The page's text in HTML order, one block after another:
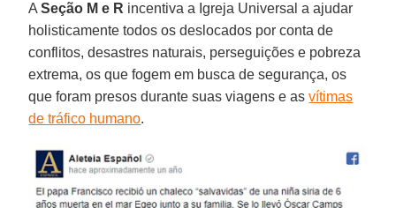
ASeção M e R incentiva a Igreja Universal a ajudar
holisticamente todos os deslocados por conta de
conflitos, desastres naturais, perseguições e pobreza
extrema, os que fogem em busca de segurança, os
que foram presos durante suas viagens e asvítimas
de tráfico humano.